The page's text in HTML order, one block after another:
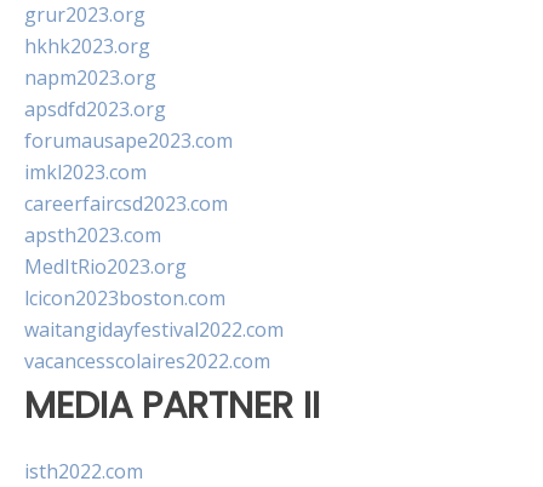
grur2023.org
hkhk2023.org
napm2023.org
apsdfd2023.org
forumausape2023.com
imkl2023.com
careerfaircsd2023.com
apsth2023.com
MedItRio2023.org
lcicon2023boston.com
waitangidayfestival2022.com
vacancesscolaires2022.com
MEDIA PARTNER II
isth2022.com